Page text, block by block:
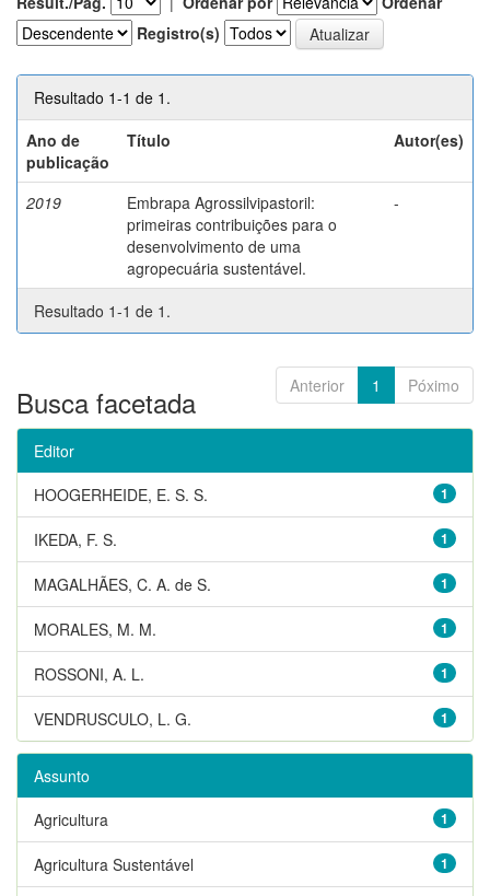
Registro(s)
Resultado 1-1 de 1.
Ano de
publicação
Título Autor(es)
2019
Embrapa Agrossilvipastoril:
primeiras contribuições para o
desenvolvimento de uma
agropecuária sustentável.
-
Resultado 1-1 de 1.
Anterior 1 Póximo
Busca facetada
Editor
1
HOOGERHEIDE, E. S. S.
1
IKEDA, F. S.
1
MAGALHÃES, C. A. de S.
1
MORALES, M. M.
1
ROSSONI, A. L.
1
VENDRUSCULO, L. G.
Assunto
1
Agricultura
1
Agricultura Sustentável